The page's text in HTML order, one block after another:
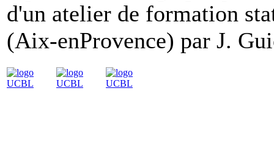
d'un atelier de formation
(Aix-enProvence) par J.